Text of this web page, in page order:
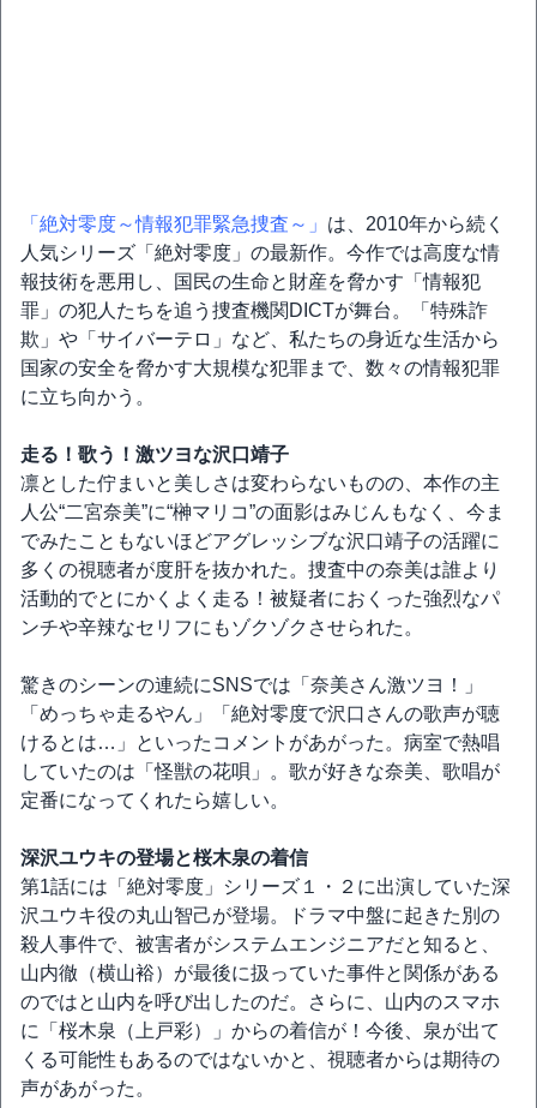
「絶対零度～情報犯罪緊急捜査～」 は、2010年から続く
人気シリーズ「絶対零度」の最新作。今作では高度な情
報技術を悪用し、国民の生命と財産を脅かす「情報犯
罪」の犯人たちを追う捜査機関DICTが舞台。「特殊詐
欺」や「サイバーテロ」など、私たちの身近な生活から
国家の安全を脅かす大規模な犯罪まで、数々の情報犯罪
に立ち向かう。
走る！歌う！激ツヨな沢口靖子
凛とした佇まいと美しさは変わらないものの、本作の主
人公“二宮奈美”に“榊マリコ”の面影はみじんもなく、今ま
でみたこともないほどアグレッシブな沢口靖子の活躍に
多くの視聴者が度肝を抜かれた。捜査中の奈美は誰より
活動的でとにかくよく走る！被疑者におくった強烈なパ
ンチや辛辣なセリフにもゾクゾクさせられた。
驚きのシーンの連続にSNSでは「奈美さん激ツヨ！」
「めっちゃ走るやん」「絶対零度で沢口さんの歌声が聴
けるとは…」といったコメントがあがった。病室で熱唱
していたのは「怪獣の花唄」。歌が好きな奈美、歌唱が
定番になってくれたら嬉しい。
深沢ユウキの登場と桜木泉の着信
第1話には「絶対零度」シリーズ１・２に出演していた深
沢ユウキ役の丸山智己が登場。ドラマ中盤に起きた別の
殺人事件で、被害者がシステムエンジニアだと知ると、
山内徹（横山裕）が最後に扱っていた事件と関係がある
のではと山内を呼び出したのだ。さらに、山内のスマホ
に「桜木泉（上戸彩）」からの着信が！今後、泉が出て
くる可能性もあるのではないかと、視聴者からは期待の
声があがった。